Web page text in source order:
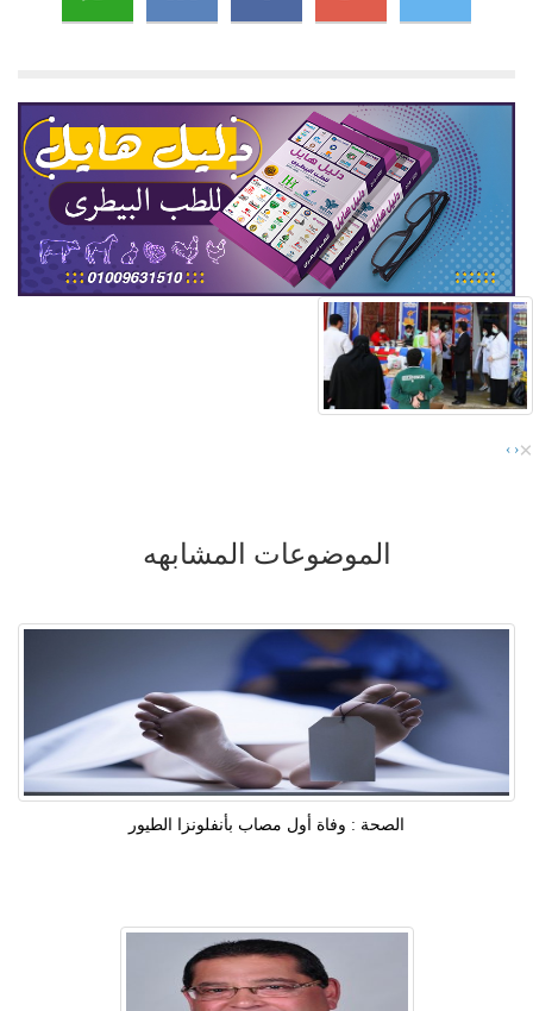
‹
› ×
الموضوعات المشابهه
الصحة : وفاة أول مصاب بأنفلونزا الطيور